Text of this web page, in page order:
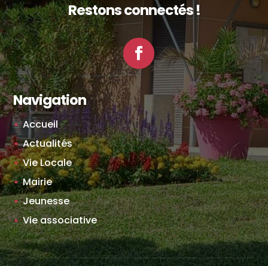
Restons connectés !
Facebook
Navigation
Accueil
Actualités
Vie Locale
Mairie
Jeunesse
Vie associative